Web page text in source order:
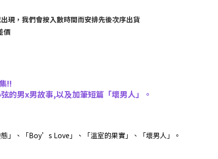
現，我們會按入數時間而安排先後次序出貨
價
!!
的男x男故事,以及加筆短篇「壞男人」。
」、「Boy’s Love」、「溫室的果實」、「壞男人」。